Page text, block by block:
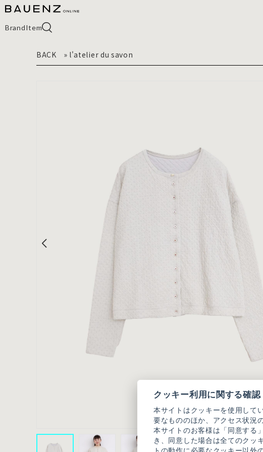
BrandItem
BACK » l'atelier du savon
クッキー利用に関する確認
本サイトはクッキーを使用して
要なもののほか、アクセス状況
本サイトのお客様は「同意する
き、同意した場合は全てのクッ